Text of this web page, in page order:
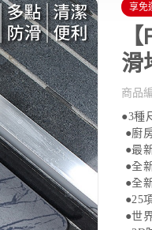
享免
滑
商品
●3種
●廚
●最
●全
●全
●25
●世